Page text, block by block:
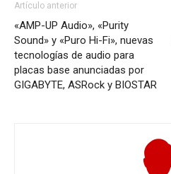
Artículo anterior
«AMP-UP Audio», «Purity
Sound» y «Puro Hi-Fi», nuevas
tecnologías de audio para
placas base anunciadas por
GIGABYTE, ASRock y BIOSTAR